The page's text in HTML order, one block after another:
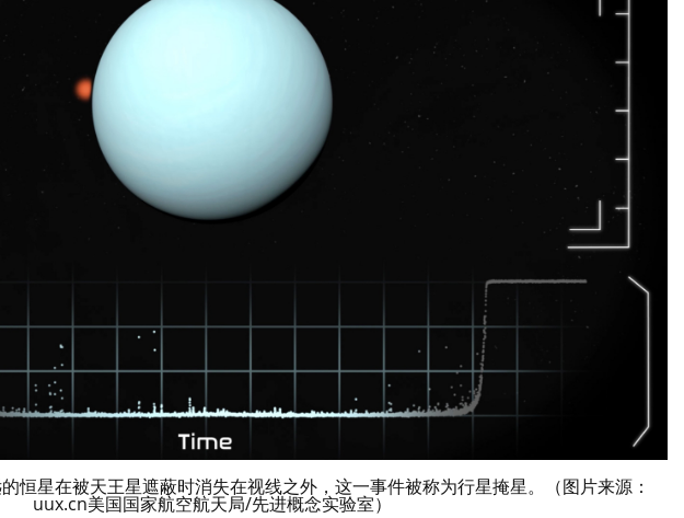
恒星在被天王星遮蔽时消失在视线之外，这一事件被称为行星掩星。（图片来源：
uux.cn美国国家航空航天局/先进概念实验室）